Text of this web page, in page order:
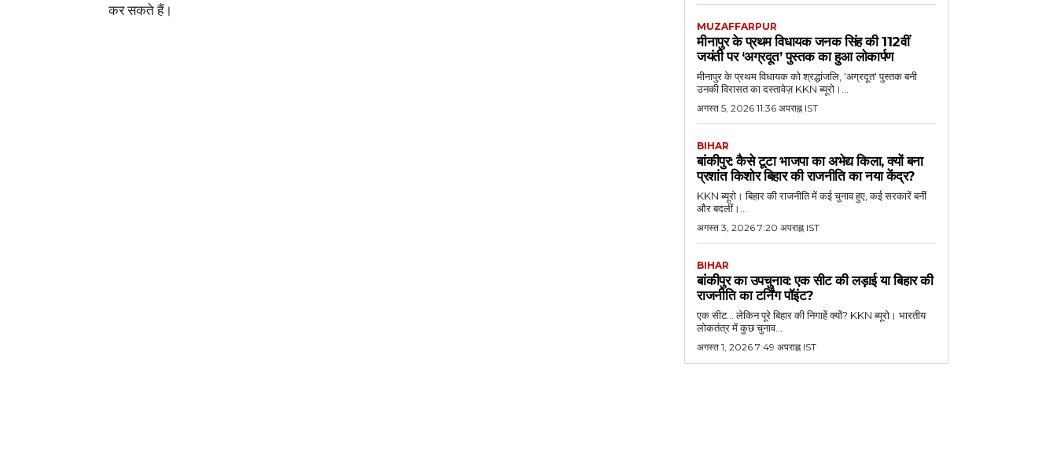
कर सकते हैं।
MUZAFFARPUR
मीनापुर के प्रथम विधायक जनक सिंह की 112वीं
जयंती पर ‘अग्रदूत’ पुस्तक का हुआ लोकार्पण
मीनापुर के प्रथम विधायक को श्रद्धांजलि, 'अग्रदूत' पुस्तक बनी
उनकी विरासत का दस्तावेज़ KKN ब्यूरो।...
अगस्त 5, 2026 11:36 अपराह्न IST
BIHAR
बांकीपुर: कैसे टूटा भाजपा का अभेद्य किला, क्यों बना
प्रशांत किशोर बिहार की राजनीति का नया केंद्र?
KKN ब्यूरो। बिहार की राजनीति में कई चुनाव हुए, कई सरकारें बनीं
और बदलीं।...
अगस्त 3, 2026 7:20 अपराह्न IST
BIHAR
बांकीपुर का उपचुनाव: एक सीट की लड़ाई या बिहार की
राजनीति का टर्निंग पॉइंट?
एक सीट... लेकिन पूरे बिहार की निगाहें क्यों? KKN ब्यूरो। भारतीय
लोकतंत्र में कुछ चुनाव...
अगस्त 1, 2026 7:49 अपराह्न IST